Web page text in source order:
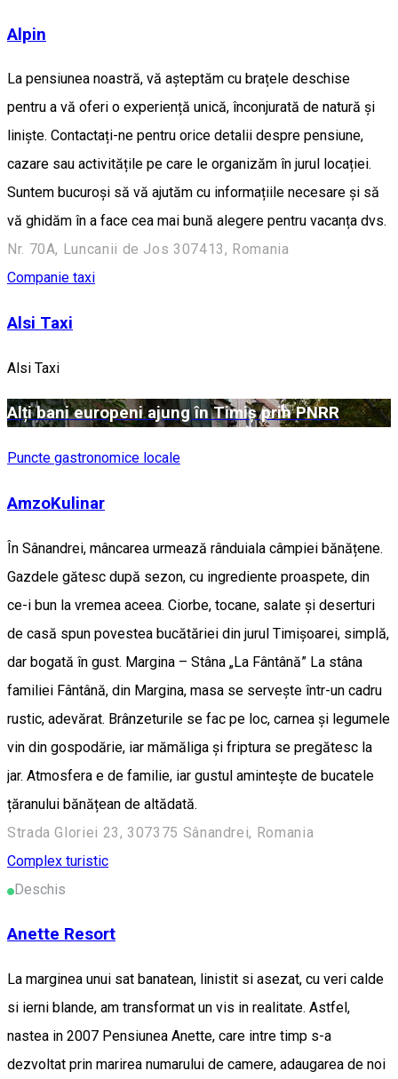
Alpin
La pensiunea noastră, vă așteptăm cu brațele deschise
pentru a vă oferi o experiență unică, înconjurată de natură și
liniște. Contactați-ne pentru orice detalii despre pensiune,
cazare sau activitățile pe care le organizăm în jurul locației.
Suntem bucuroși să vă ajutăm cu informațiile necesare și să
vă ghidăm în a face cea mai bună alegere pentru vacanța dvs.
Nr. 70A, Luncanii de Jos 307413, Romania
Companie taxi
Alsi Taxi
Alsi Taxi
Alți bani europeni ajung în Timiș prin PNRR
Puncte gastronomice locale
AmzoKulinar
În Sânandrei, mâncarea urmează rânduiala câmpiei bănățene.
Gazdele gătesc după sezon, cu ingrediente proaspete, din
ce-i bun la vremea aceea. Ciorbe, tocane, salate și deserturi
de casă spun povestea bucătăriei din jurul Timișoarei, simplă,
dar bogată în gust. Margina – Stâna „La Fântână” La stâna
familiei Fântână, din Margina, masa se servește într-un cadru
rustic, adevărat. Brânzeturile se fac pe loc, carnea și legumele
vin din gospodărie, iar mămăliga și friptura se pregătesc la
jar. Atmosfera e de familie, iar gustul amintește de bucatele
țăranului bănățean de altădată.
Strada Gloriei 23, 307375 Sânandrei, Romania
Complex turistic
Deschis
Anette Resort
La marginea unui sat banatean, linistit si asezat, cu veri calde
si ierni blande, am transformat un vis in realitate. Astfel,
nastea in 2007 Pensiunea Anette, care intre timp s-a
dezvoltat prin marirea numarului de camere, adaugarea de noi